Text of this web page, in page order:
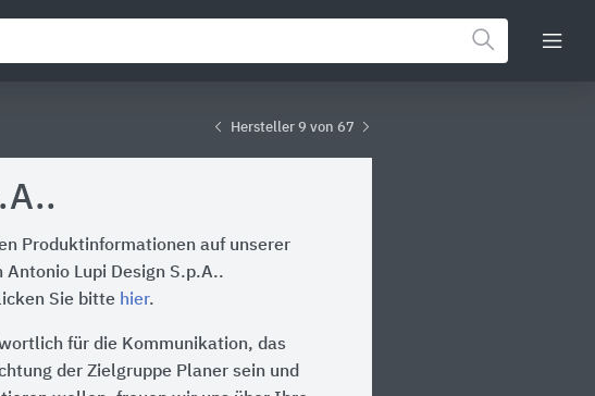
Hersteller 9 von 67
Produktinformationen auf unserer
Lupi Design S.p.A..
Sie bitte hier.
für die Kommunikation, das
der Zielgruppe Planer sein und